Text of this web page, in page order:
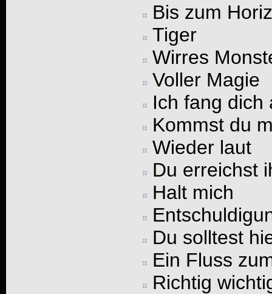
Bis zum
Tiger
Wirres
Voller Magie
Ich fang dich
Kommst du
Wieder laut
Du erreichst
Halt mich
Du solltest
Ein Fluss
Richtig